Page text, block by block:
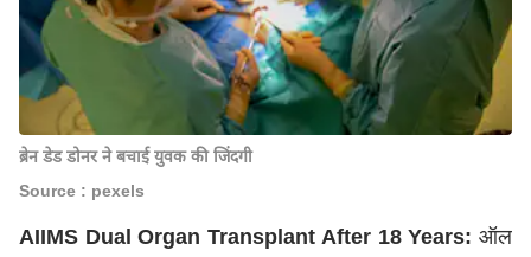
ब्रेन डेड डोनर ने बचाई युवक की जिंदगी
Source : pexels
AIIMS Dual Organ Transplant After 18 Years: ऑल